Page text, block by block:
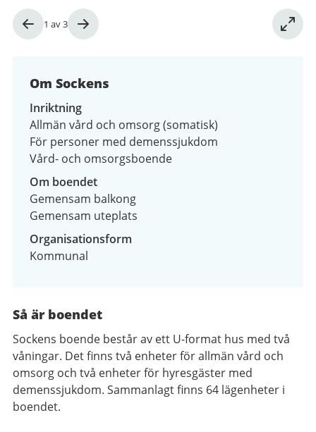
Bild
1 av3
Om Sockens
Inriktning
Allmän vård och omsorg (somatisk)
För personer med demenssjukdom
Vård- och omsorgsboende
Om boendet
Gemensam balkong
Gemensam uteplats
Organisationsform
Kommunal
Så är boendet
Sockens boende består av ett U-format hus med två
våningar. Det finns två enheter för allmän vård och
omsorg och två enheter för hyresgäster med
demenssjukdom. Sammanlagt finns 64 lägenheter i
boendet.